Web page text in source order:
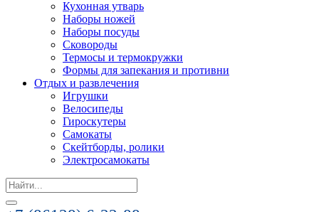
Кухонная утварь
Наборы ножей
Наборы посуды
Сковороды
Термосы и термокружки
Формы для запекания и противни
Отдых и развлечения
Игрушки
Велосипеды
Гироскутеры
Самокаты
Скейтборды, ролики
Электросамокаты
Search
for: